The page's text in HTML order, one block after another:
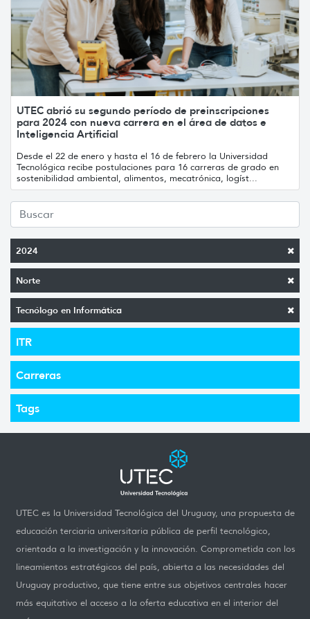
2024
Norte
Tecnólogo en Informática
ITR
Carreras
Tags
UTEC abrió su segundo período de preinscripciones
para 2024 con nueva carrera en el área de datos e
Inteligencia Artificial
Desde el 22 de enero y hasta el 16 de febrero la Universidad
Tecnológica recibe postulaciones para 16 carreras de grado en
sostenibilidad ambiental, alimentos, mecatrónica, logíst...
UTEC es la Universidad Tecnológica del Uruguay, una propuesta de
educación terciaria universitaria pública de perfil tecnológico,
orientada a la investigación y la innovación. Comprometida con los
lineamientos estratégicos del país, abierta a las necesidades del
Uruguay productivo, que tiene entre sus objetivos centrales hacer
más equitativo el acceso a la oferta educativa en el interior del